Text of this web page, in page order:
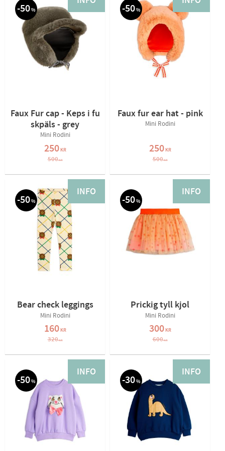
Faux Fur cap - Keps i fu
skpäls - grey
Mini Rodini
250KR
500KR
50%
Faux fur ear hat - pink
Mini Rodini
250KR
500KR
50%
Bear check leggings
Mini Rodini
160KR
320KR
50%
INFO
Prickig tyll kjol
Mini Rodini
300KR
600KR
50%
INFO
50%
INFO
30%
INFO